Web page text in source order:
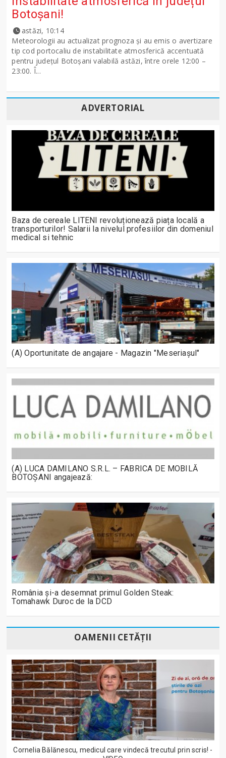
Botoșani!
astăzi, 10:14
Meteorologii au actualizat prognoza și au emis o avertizare
tip cod portocaliu de instabilitate atmosferică accentuată
pentru județul Botoșani valabilă astăzi, între orele 12:00 –
23:00. Î...
ADVERTORIAL
Baza de cereale LITENI revoluționează piața locală a
transporturilor! Salarii la nivelul profesiilor din domeniul
medical si tehnic
(A) Oportunitate de angajare - Magazin "Meseriașul"
(A) LUCA DAMILANO S.R.L. – FABRICA DE MOBILĂ
BOTOȘANI angajează:
România și-a desemnat primul Golden Steak:
Tomahawk Duroc de la DCD
OAMENII CETĂȚII
Cornelia Bălănescu, medicul care vindecă trecutul prin scris! -